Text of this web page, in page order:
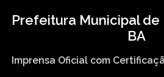
Prefeitura Municipal de
BA
Imprensa Oficial com